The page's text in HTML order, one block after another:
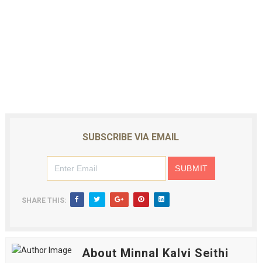
SUBSCRIBE VIA EMAIL
SHARE THIS:
About Minnal Kalvi Seithi